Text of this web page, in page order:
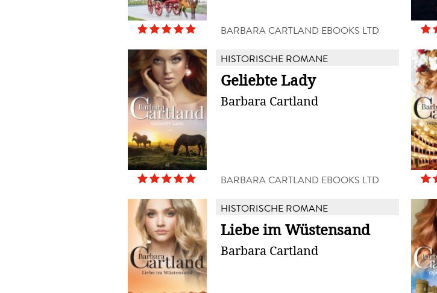
BARBARA CARTLAND EBOOKS LTD
HISTORISCHE ROMANE
Geliebte Lady
Barbara Cartland
BARBARA CARTLAND EBOOKS LTD
HISTORISCHE ROMANE
Liebe im Wüstensand
Barbara Cartland